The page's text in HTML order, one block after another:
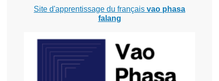
Site d'apprentissage du français vao phasa
falang